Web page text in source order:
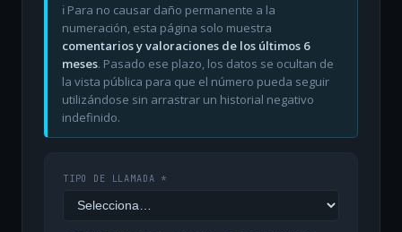
ℹ️ Para no causar daño permanente a la
numeración, esta página solo muestra
comentarios y valoraciones de los últimos 6
meses. Pasado ese plazo, los datos se ocultan de
la vista pública para que el número pueda seguir
utilizándose sin arrastrar un historial negativo
indefinido.
TIPO DE LLAMADA *